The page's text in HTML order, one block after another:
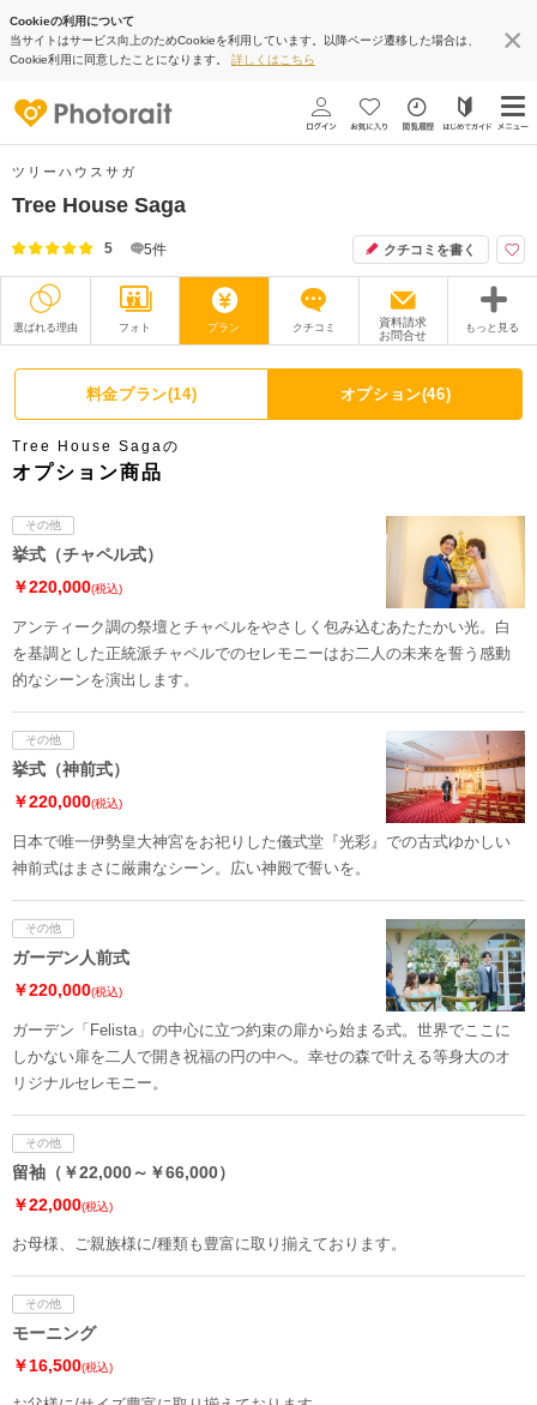
Cookieの利用について
当サイトはサービス向上のためCookieを利用しています。以降ページ遷移した場合は、
Cookie利用に同意したことになります。 詳しくはこちら
ツリーハウスサガ
Tree House Saga
5 5件 クチコミを書く
選ばれる理由 フォト プラン クチコミ
資料請求
お問合せ
もっと見る
撮影レポート フォトグラファー
衣装 ムービー
オプション
アクセス/TEL スタジオトップ
料金プラン(14) オプション(46)
Tree House Sagaの
オプション商品
その他
挙式（チャペル式）
￥220,000(税込)
アンティーク調の祭壇とチャペルをやさしく包み込むあたたかい光。白
を基調とした正統派チャペルでのセレモニーはお二人の未来を誓う感動
的なシーンを演出します。
その他
挙式（神前式）
￥220,000(税込)
日本で唯一伊勢皇大神宮をお祀りした儀式堂『光彩』での古式ゆかしい
神前式はまさに厳粛なシーン。広い神殿で誓いを。
その他
ガーデン人前式
￥220,000(税込)
ガーデン「Felista」の中心に立つ約束の扉から始まる式。世界でここに
しかない扉を二人で開き祝福の円の中へ。幸せの森で叶える等身大のオ
リジナルセレモニー。
その他
留袖（￥22,000～￥66,000）
￥22,000(税込)
お母様、ご親族様に/種類も豊富に取り揃えております。
その他
モーニング
￥16,500(税込)